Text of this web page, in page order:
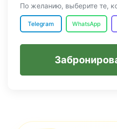
По желанию, выберите те,
Telegram WhatsApp